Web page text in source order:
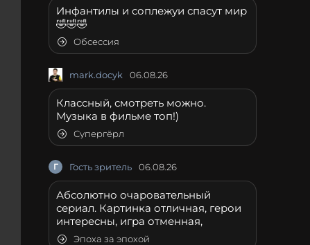
Инфантилы и соплежуи спасут мир
🤣🤣🤣
Обсессия
mark.docyk 06.08.26
Классный, смотреть можно.
Музыка в фильме топ!)
Супергёрл
Г Гость зритель 06.08.26
Абсолютно очаровательный
сериал. Картинка отличная, герои
интересны, игра отменная,
Эпоха за эпохой